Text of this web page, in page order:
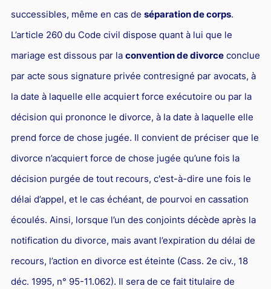
Droit du sport
successibles, même en cas de séparation de corps.
L’article 260 du Code civil dispose quant à lui que le
mariage est dissous par la convention de divorceconclue
par acte sous signature privée contresigné par avocats, à
la date à laquelle elle acquiert force exécutoire ou par la
décision qui prononce le divorce, à la date à laquelle elle
prend force de chose jugée. Il convient de préciser que le
divorce n’acquiert force de chose jugée qu’une fois la
décision purgée de tout recours, c'est-à-dire une fois le
délai d’appel, et le cas échéant, de pourvoi en cassation
écoulés. Ainsi, lorsque l’un des conjoints décède après la
notification du divorce, mais avant l’expiration du délai de
recours, l’action en divorce est éteinte (Cass. 2e civ., 18
déc. 1995, n° 95-11.062). Il sera de ce fait titulaire de